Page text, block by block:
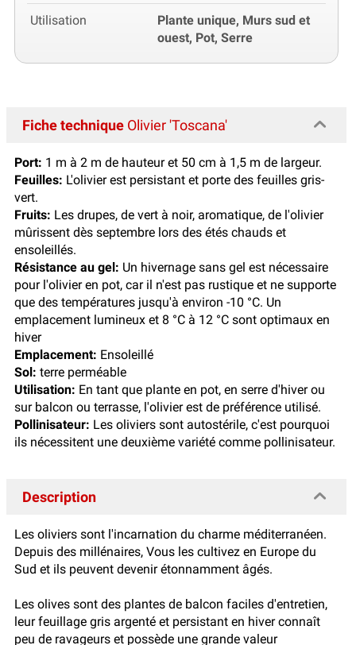
Utilisation
Plante unique, Murs sud et
ouest, Pot, Serre
Fiche technique Olivier 'Toscana'
Port: 1 m à 2 m de hauteur et 50 cm à 1,5 m de largeur.
Feuilles: L'olivier est persistant et porte des feuilles gris-
vert.
Fruits: Les drupes, de vert à noir, aromatique, de l'olivier
mûrissent dès septembre lors des étés chauds et
ensoleillés.
Résistance au gel: Un hivernage sans gel est nécessaire
pour l'olivier en pot, car il n'est pas rustique et ne supporte
que des températures jusqu'à environ -10 °C. Un
emplacement lumineux et 8 °C à 12 °C sont optimaux en
hiver
Emplacement: Ensoleillé
Sol: terre perméable
Utilisation: En tant que plante en pot, en serre d'hiver ou
sur balcon ou terrasse, l'olivier est de préférence utilisé.
Pollinisateur: Les oliviers sont autostérile, c'est pourquoi
ils nécessitent une deuxième variété comme pollinisateur.
Description
Les oliviers sont l'incarnation du charme méditerranéen.
Depuis des millénaires, Vous les cultivez en Europe du
Sud et ils peuvent devenir étonnamment âgés.
Les olives sont des plantes de balcon faciles d'entretien,
leur feuillage gris argenté et persistant en hiver connaît
peu de ravageurs et possède une grande valeur